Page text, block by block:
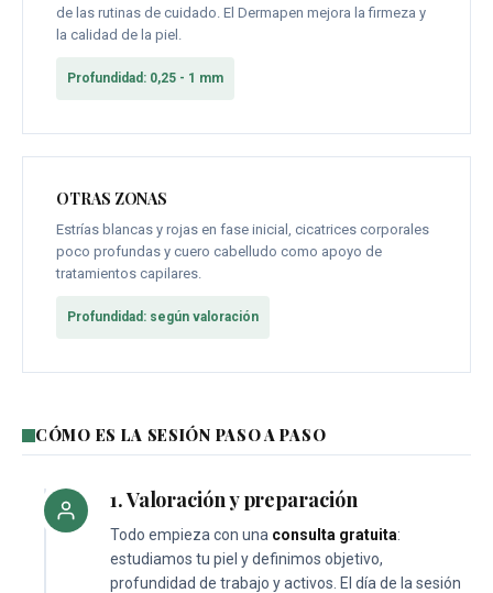
de las rutinas de cuidado. El Dermapen mejora la firmeza y
la calidad de la piel.
Profundidad: 0,25 - 1 mm
OTRAS ZONAS
Estrías blancas y rojas en fase inicial, cicatrices corporales
poco profundas y cuero cabelludo como apoyo de
tratamientos capilares.
Profundidad: según valoración
CÓMO ES LA SESIÓN PASO A PASO
1. Valoración y preparación
Todo empieza con una consulta gratuita:
estudiamos tu piel y definimos objetivo,
profundidad de trabajo y activos. El día de la sesión